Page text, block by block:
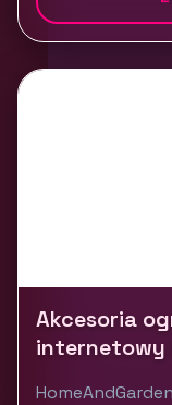
Akcesoria
internetowy